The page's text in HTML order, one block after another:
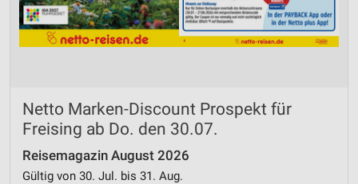
Netto Marken-Discount Prospekt für
Freising ab Do. den 30.07.
Reisemagazin August 2026
Gültig von 30. Jul. bis 31. Aug.